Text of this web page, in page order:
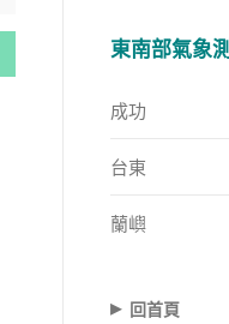
東南部氣象
成功
台東
蘭嶼
▸ 回首頁